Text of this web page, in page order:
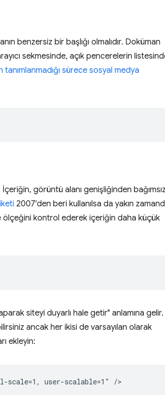
benzersiz bir başlığı olmalıdır. Doküman
sekmesinde, açık pencerelerin
sürece sosyal medya
görüntü alanı genişliğinden bağımsız
2007'den beri kullanılsa da yakın
ölçeğini kontrol ederek içeriğin daha küçük
siteyi duyarlı hale getir" anlamına gelir.
ancak her ikisi de varsayılan olarak
ekleyin: